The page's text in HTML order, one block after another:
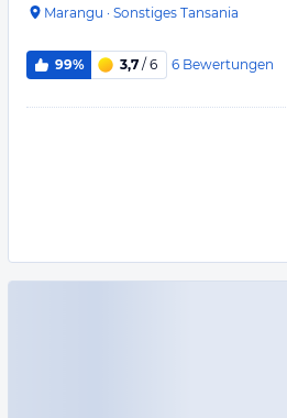
Marangu · Sonstiges Tansania
99% 3,7 / 6 6 Bewertungen